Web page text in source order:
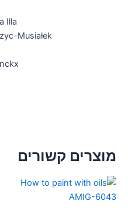
Illa
Musiałek
מוצרים קשורים